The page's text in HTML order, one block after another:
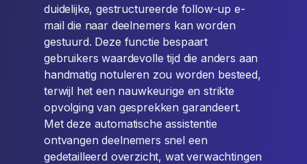
duidelijke, gestructureerde follow-up e-
mail die naar deelnemers kan worden
gestuurd. Deze functie bespaart
gebruikers waardevolle tijd die anders aan
handmatig notuleren zou worden besteed,
terwijl het een nauwkeurige en strikte
opvolging van gesprekken garandeert.
Met deze automatische assistentie
ontvangen deelnemers snel een
gedetailleerd overzicht, wat verwachtingen